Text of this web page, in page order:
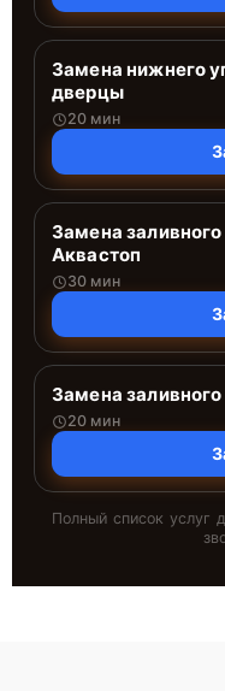
Замена нижнего
дверцы
20 мин
Замена
Аквастоп
30 мин
Замена
20 мин
Полный список услуг